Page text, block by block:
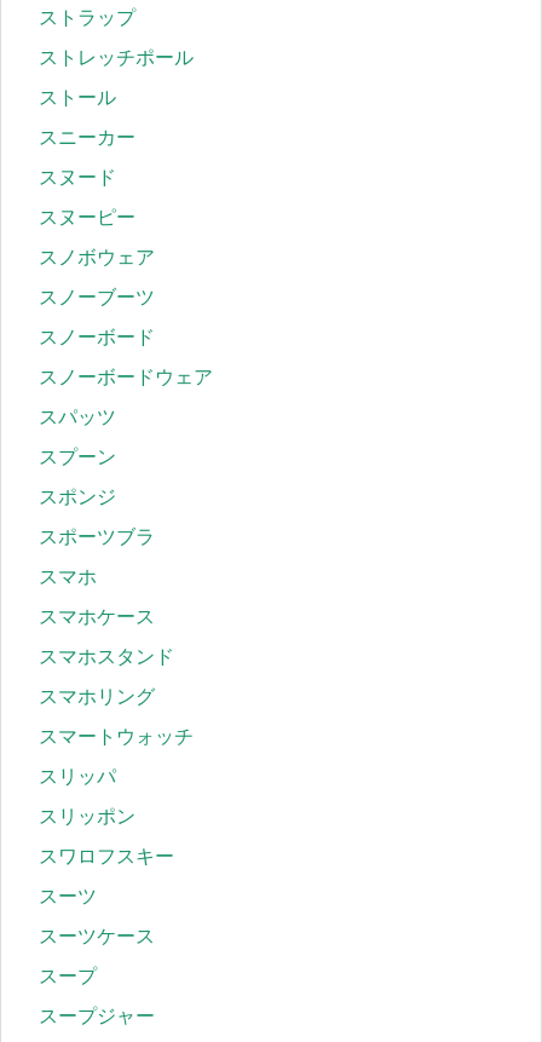
ストラップ
ストレッチポール
ストール
スニーカー
スヌード
スヌーピー
スノボウェア
スノーブーツ
スノーボード
スノーボードウェア
スパッツ
スプーン
スポンジ
スポーツブラ
スマホ
スマホケース
スマホスタンド
スマホリング
スマートウォッチ
スリッパ
スリッポン
スワロフスキー
スーツ
スーツケース
スープ
スープジャー